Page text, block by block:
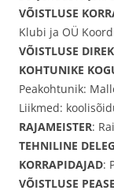
VÕISTLUSE
Klubi ja OÜ
VÕISTLUSE
KOHTUNIKE
Peakohtunik:
Liikmed:
RAJAMEISTER:
TEHNILINE
KORRAPIDAJAD:
VÕISTLUSE